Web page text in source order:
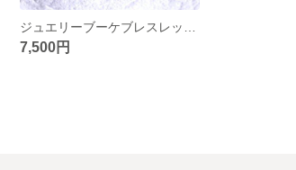
7,500円